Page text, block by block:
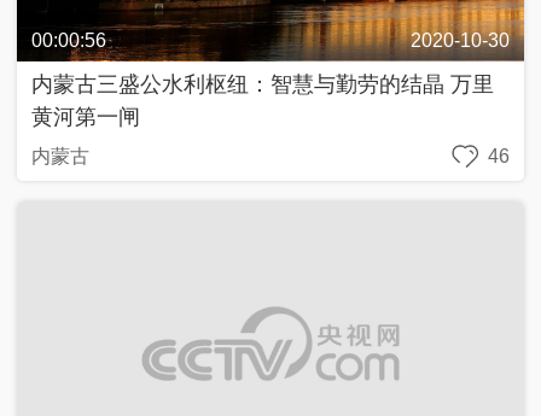
首頁 全站地圖
京ICP備10003349號-1 中央廣播電視總台 央視網 版權所有